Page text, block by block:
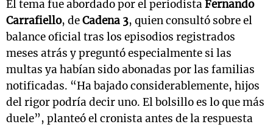
El tema fue abordado por el periodistaFernando
Carrafiello, deCadena 3, quien consultó sobre el
balance oficial tras los episodios registrados
meses atrás y preguntó especialmente si las
multas ya habían sido abonadas por las familias
notificadas. “Ha bajado considerablemente, hijos
del rigor podría decir uno. El bolsillo es lo que más
duele”, planteó el cronista antes de la respuesta